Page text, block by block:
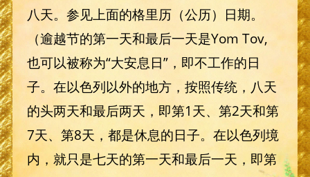
八天。参见上面的格里历（公历）日期。
（逾越节的第一天和最后一天是Yom Tov,
也可以被称为“大安息日”，即不工作的日
子。在以色列以外的地方，按照传统，八天
的头两天和最后两天，即第1天、第2天和第
7天、第8天，都是休息的日子。在以色列境
内，就只是七天的第一天和最后一天，即第